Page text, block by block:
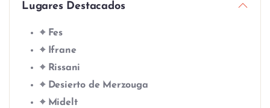
Lugares Destacados
⌖ Fes
⌖ Ifrane
⌖ Rissani
⌖ Desierto de Merzouga
⌖ Midelt